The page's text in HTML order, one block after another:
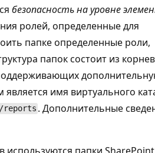
безопасность на уровне
ролей, определенные для
папке определенные роли,
папок состоит из
имя виртуального
reports . Дополнительные
используются папки